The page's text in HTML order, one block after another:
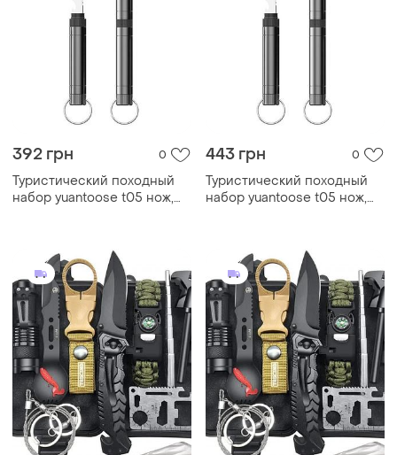
392 грн 0
Туристический походный
набор yuantoose t05 нож,
443 грн 0
Туристический походный
набор yuantoose t05 нож,